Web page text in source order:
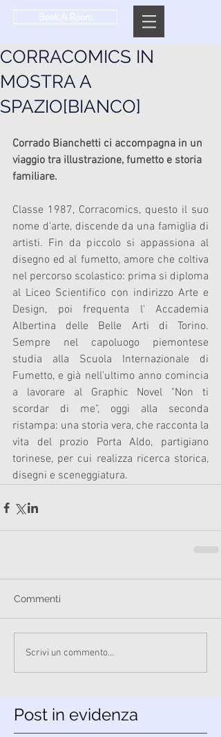
Book A Room
CORRACOMICS IN
MOSTRA A
SPAZIO[BIANCO]
Corrado Bianchetti ci accompagna in un
viaggio tra illustrazione, fumetto e storia
familiare.
Classe 1987, Corracomics, questo il suo
nome d'arte, discende da una famiglia di
artisti. Fin da piccolo si appassiona al
disegno ed al fumetto, amore che coltiva
nel percorso scolastico: prima si diploma
al Liceo Scientifico con indirizzo Arte e
Design, poi frequenta l' Accademia
Albertina delle Belle Arti di Torino.
Sempre nel capoluogo piemontese
studia alla Scuola Internazionale di
Fumetto, e già nell'ultimo anno comincia
a lavorare al Graphic Novel "Non ti
scordar di me", oggi alla seconda
ristampa: una storia vera, che racconta la
vita del prozio Porta Aldo, partigiano
torinese, per cui realizza ricerca storica,
disegni e sceneggiatura.
Commenti
Scrivi un commento...
Post in evidenza